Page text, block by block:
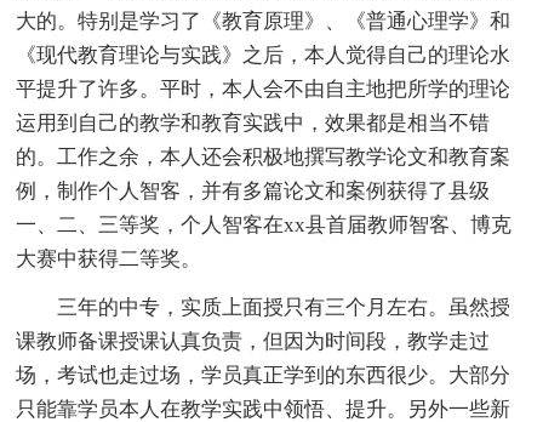
大的。特别是学习了《教育原理》、《普通心理学》和
《现代教育理论与实践》之后，本人觉得自己的理论水
平提升了许多。平时，本人会不由自主地把所学的理论
运用到自己的教学和教育实践中，效果都是相当不错
的。工作之余，本人还会积极地撰写教学论文和教育案
例，制作个人智客，并有多篇论文和案例获得了县级
一、二、三等奖，个人智客在xx县首届教师智客、博克
大赛中获得二等奖。
三年的中专，实质上面授只有三个月左右。虽然授
课教师备课授课认真负责，但因为时间段，教学走过
场，考试也走过场，学员真正学到的东西很少。大部分
只能靠学员本人在教学实践中领悟、提升。另外一些新